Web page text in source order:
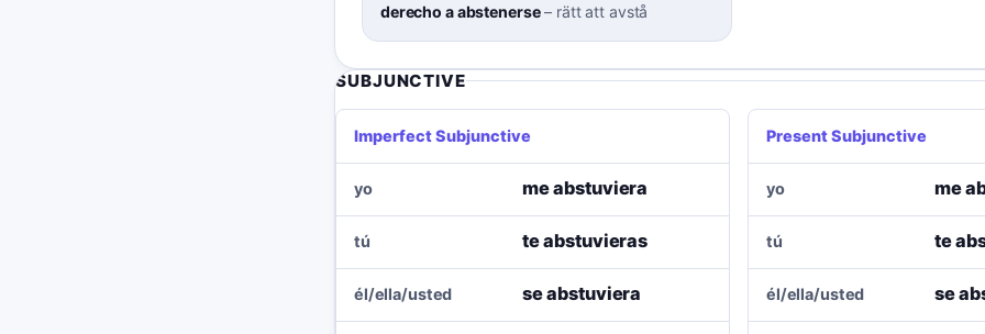
derecho a abstenerse– rätt att avstå
SUBJUNCTIVE
Imperfect Subjunctive
yo me abstuviera
tú te abstuvieras
él/ella/usted se abstuviera
Present Subjunctive
yo me
tú te
él/ella/usted se